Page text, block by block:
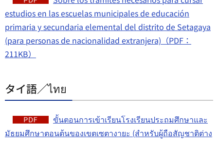
estudios en las escuelas municipales de educación
primaria y secundaria elemental del distrito de Setagaya
(para personas de nacionalidad extranjera)（PDF：
211KB）
タイ語／ไทย
ขั้นตอนการเข้าเรียนโรงเรียนประถมศึกษาและ
มัธยมศึกษาตอนต้นของเขตเซตางายะ (สำหรับผู้ถือสัญชาติต่าง